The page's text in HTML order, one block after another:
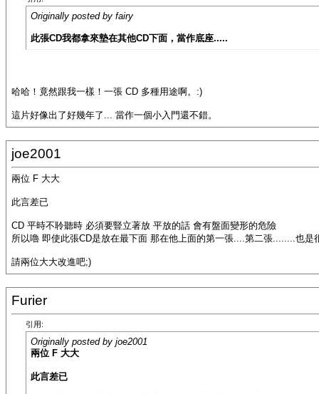
Originally posted by fairy
此張CD我都拿來墊在其他CD下面，當作底座.....
哈哈！竟然跟我一樣！一張 CD 多種用途啊。:)
這片好像出了好幾年了... 當作一個小入門還不錯。
joe2001
兩位 F 大大
此言差已
CD 平時不聆聽時 必須要豎立著放 平放的話 會有盤面變形的危險
所以嚕 即使此張CD是放在最下面 那在他上面的第一張....第二張........也是
請兩位大大改進吧;)
Furier
引用:
Originally posted by joe2001
兩位 F 大大
此言差已